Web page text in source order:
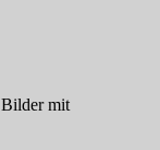
Bilder mit